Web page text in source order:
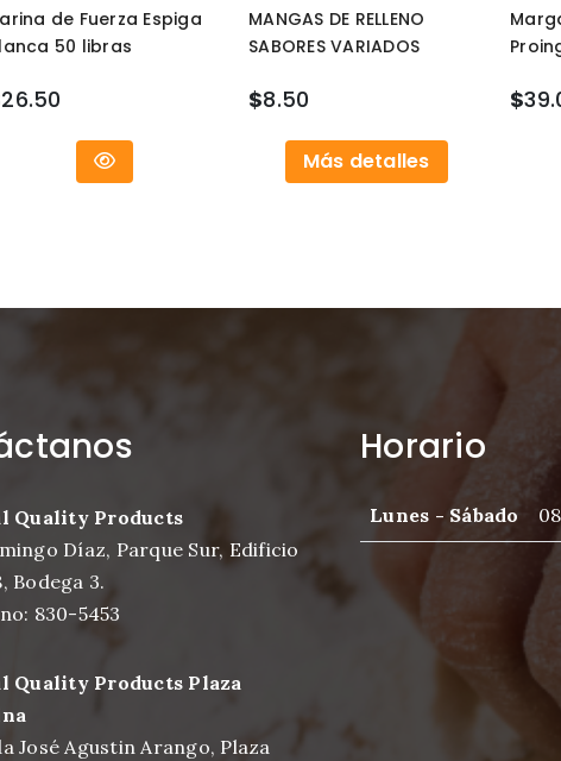
de Fuerza Espiga
50 libras
26.50
MANGAS DE RELLENO
SABORES VARIADOS
$8.50
Más detalles
$
Quality Products
Díaz, Parque Sur, Edificio
Bodega 3.
830-5453
Quality Products Plaza
José Agustin Arango, Plaza
Horario
Lunes - Sábado